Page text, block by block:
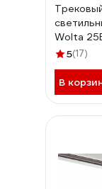
Wolta
Дневной
5(17)
В